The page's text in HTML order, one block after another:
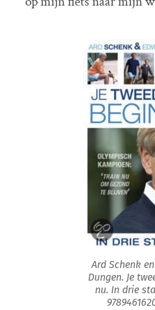
Ard Schenk
Dungen. Je
nu. In drie